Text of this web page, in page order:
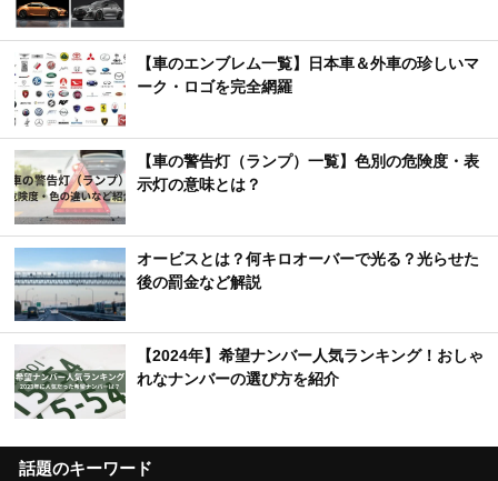
【車のエンブレム一覧】日本車＆外車の珍しいマ
ーク・ロゴを完全網羅
【車の警告灯（ランプ）一覧】色別の危険度・表
示灯の意味とは？
オービスとは？何キロオーバーで光る？光らせた
後の罰金など解説
【2024年】希望ナンバー人気ランキング！おしゃ
れなナンバーの選び方を紹介
話題のキーワード